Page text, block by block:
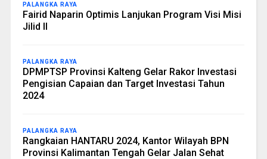
PALANGKA RAYA
Fairid Naparin Optimis Lanjukan Program Visi Misi
Jilid II
PALANGKA RAYA
DPMPTSP Provinsi Kalteng Gelar Rakor Investasi
Pengisian Capaian dan Target Investasi Tahun
2024
PALANGKA RAYA
Rangkaian HANTARU 2024, Kantor Wilayah BPN
Provinsi Kalimantan Tengah Gelar Jalan Sehat